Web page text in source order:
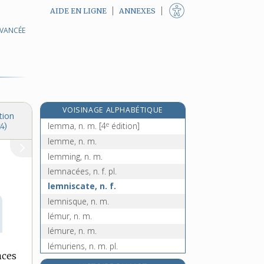
AIDE EN LIGNE ANNEXES
VOISINAGE ALPHABÉTIQUE
le leur, la leur, adj. poss.
lemma, n. m. [4e édition]
lemme, n. m.
lemming, n. m.
lemnacées, n. f. pl.
lemniscate, n. f.
lemnisque, n. m.
lémur, n. m.
lémure, n. m.
lémuriens, n. m. pl.
lendemain, n. m.